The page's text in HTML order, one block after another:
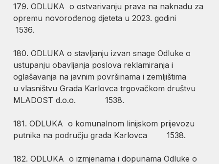
179. ODLUKA o ostvarivanju prava na naknadu za
opremu novorođenog djeteta u 2023. godini
1536.
180. ODLUKA o stavljanju izvan snage Odluke o
ustupanju obavljanja poslova reklamiranja i
oglašavanja na javnim površinama i zemljištima
u vlasništvu Grada Karlovca trgovačkom društvu
MLADOST d.o.o. 1538.
181. ODLUKA o komunalnom linijskom prijevozu
putnika na području grada Karlovca 1538.
182. ODLUKA o izmjenama i dopunama Odluke o